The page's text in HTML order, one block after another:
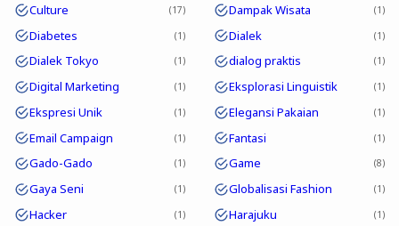
Culture 17 Dampak Wisata 1
Diabetes 1 Dialek 1
Dialek Tokyo 1 dialog praktis 1
Digital Marketing 1 Eksplorasi Linguistik 1
Ekspresi Unik 1 Elegansi Pakaian 1
Email Campaign 1 Fantasi 1
Gado-Gado 1 Game 8
Gaya Seni 1 Globalisasi Fashion 1
Hacker 1 Harajuku 1